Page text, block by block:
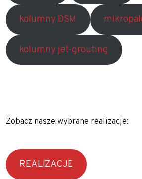
kolumny DSM
kolumny jet-grouting
Zobacz nasze wybrane realizacje:
REALIZACJE